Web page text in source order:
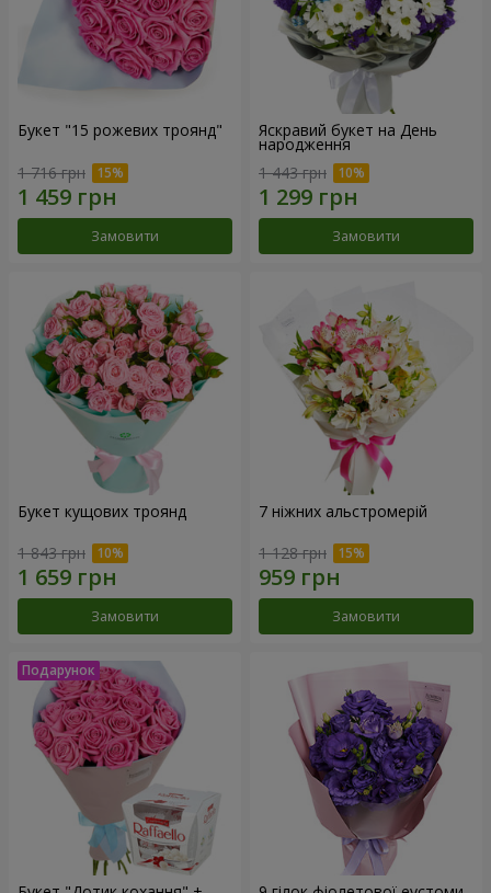
Букет "15 рожевих троянд"
1 716 грн
Замовити
Яскравий букет на День
народження
1 443 грн
Замовити
Букет кущових троянд
1 843 грн
Замовити
7 ніжних альстромерій
1 128 грн
Замовити